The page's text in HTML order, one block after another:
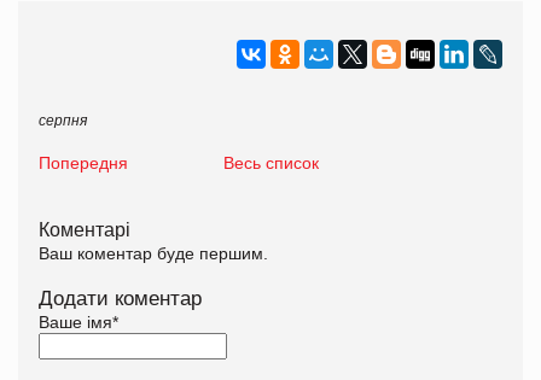
серпня
Попередня Весь список
Коментарі
Ваш коментар буде першим.
Додати коментар
Ваше імя*